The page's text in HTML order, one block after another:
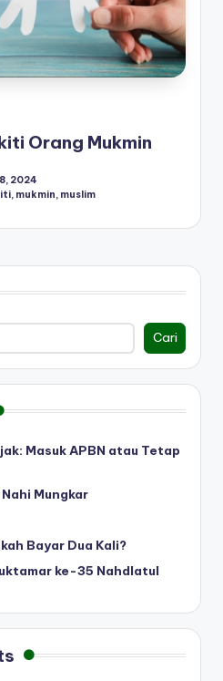
Orang Mukmin
2024
mukmin muslim
Cari
Masuk APBN atau Tetap
Mungkar
Bayar Dua Kali?
ke-35 Nahdlatul